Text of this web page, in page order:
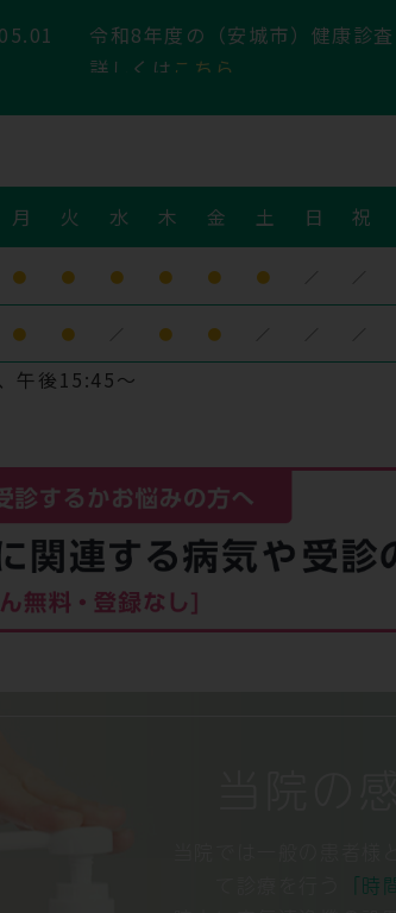
令和8年度の（安城市）健康診
詳しくは こちら
新型コロナワクチン（令和7年
令和8年1月31日（土）をもち
月 火 水 木 金 土 日 祝
● ● ● ● ● ●
● ● ● ●
午後15:45～
「時